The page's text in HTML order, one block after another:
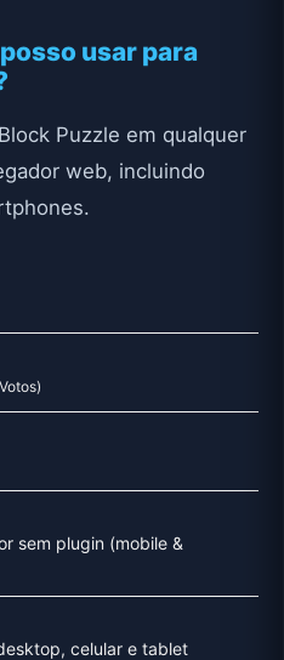
usar para
Puzzle em qualquer
web, incluindo
sem plugin (mobile &
celular e tablet